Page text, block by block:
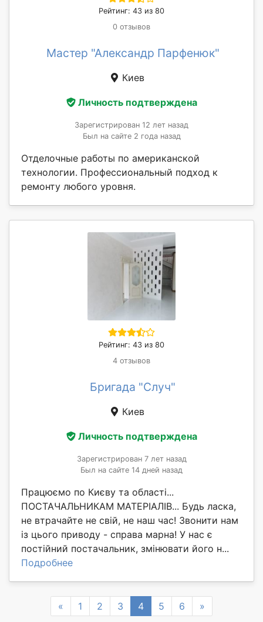
Рейтинг: 43 из 80
0 отзывов
Мастер "Александр Парфенюк"
Киев
Личность подтверждена
Зарегистрирован 12 лет назад
Был на сайте 2 года назад
Отделочные работы по американской
технологии. Профессиональный подход к
ремонту любого уровня.
Рейтинг: 43 из 80
4 отзывов
Бригада "Случ"
Киев
Личность подтверждена
Зарегистрирован 7 лет назад
Был на сайте 14 дней назад
Працюємо по Києву та області...
ПОСТАЧАЛЬНИКАМ МАТЕРІАЛІВ... Будь ласка,
не втрачайте не свій, не наш час! Звонити нам
із цього приводу - справа марна! У нас є
постійний постачальник, змінювати його н...
Подробнее
« Previous
1 2 3 4 5 6 »